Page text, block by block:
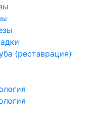
(реставрация)